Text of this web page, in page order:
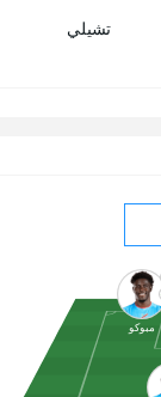
مبوكو
تشيلي